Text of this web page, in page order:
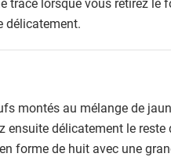
délicatement.
montés au mélange de
ensuite délicatement le
forme de huit avec une